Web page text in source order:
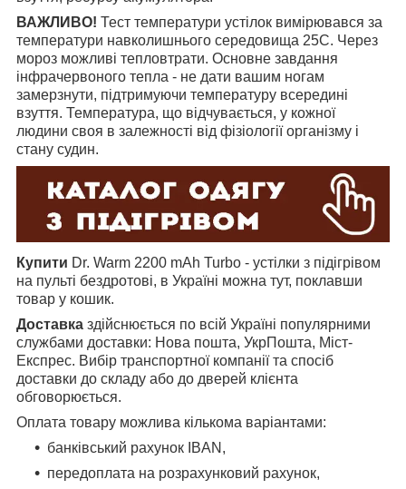
ВАЖЛИВО! Тест температури устілок вимірювався за
температури навколишнього середовища 25С. Через
мороз можливі тепловтрати. Основне завдання
інфрачервоного тепла - не дати вашим ногам
замерзнути, підтримуючи температуру всередині
взуття. Температура, що відчувається, у кожної
людини своя в залежності від фізіології організму і
стану судин.
Купити Dr. Warm 2200 mAh Turbo - устілки з підігрівом
на пульті бездротові, в Україні можна тут, поклавши
товар у кошик.
Доставка здійснюється по всій Україні популярними
службами доставки: Нова пошта, УкрПошта, Міст-
Експрес. Вибір транспортної компанії та спосіб
доставки до складу або до дверей клієнта
обговорюється.
Оплата товару можлива кількома варіантами:
банківський рахунок IBAN,
передоплата на розрахунковий рахунок,